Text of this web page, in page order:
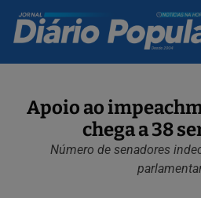
Apoio ao
chega a 38
Número de senadores